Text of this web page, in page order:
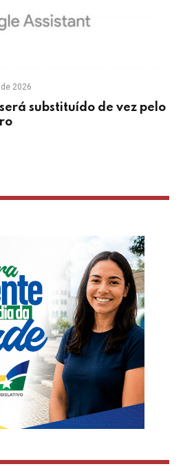
2026
substituído de vez pelo